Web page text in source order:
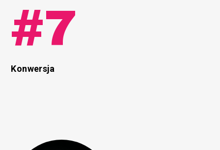
#7
Konwersja